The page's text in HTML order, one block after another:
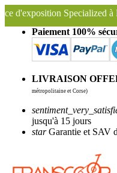
à Paris pour le
Paiement 100%
LIVRAISON
métropolitaine et Corse)
jusqu'à 15 jours
starGarantie et SAV